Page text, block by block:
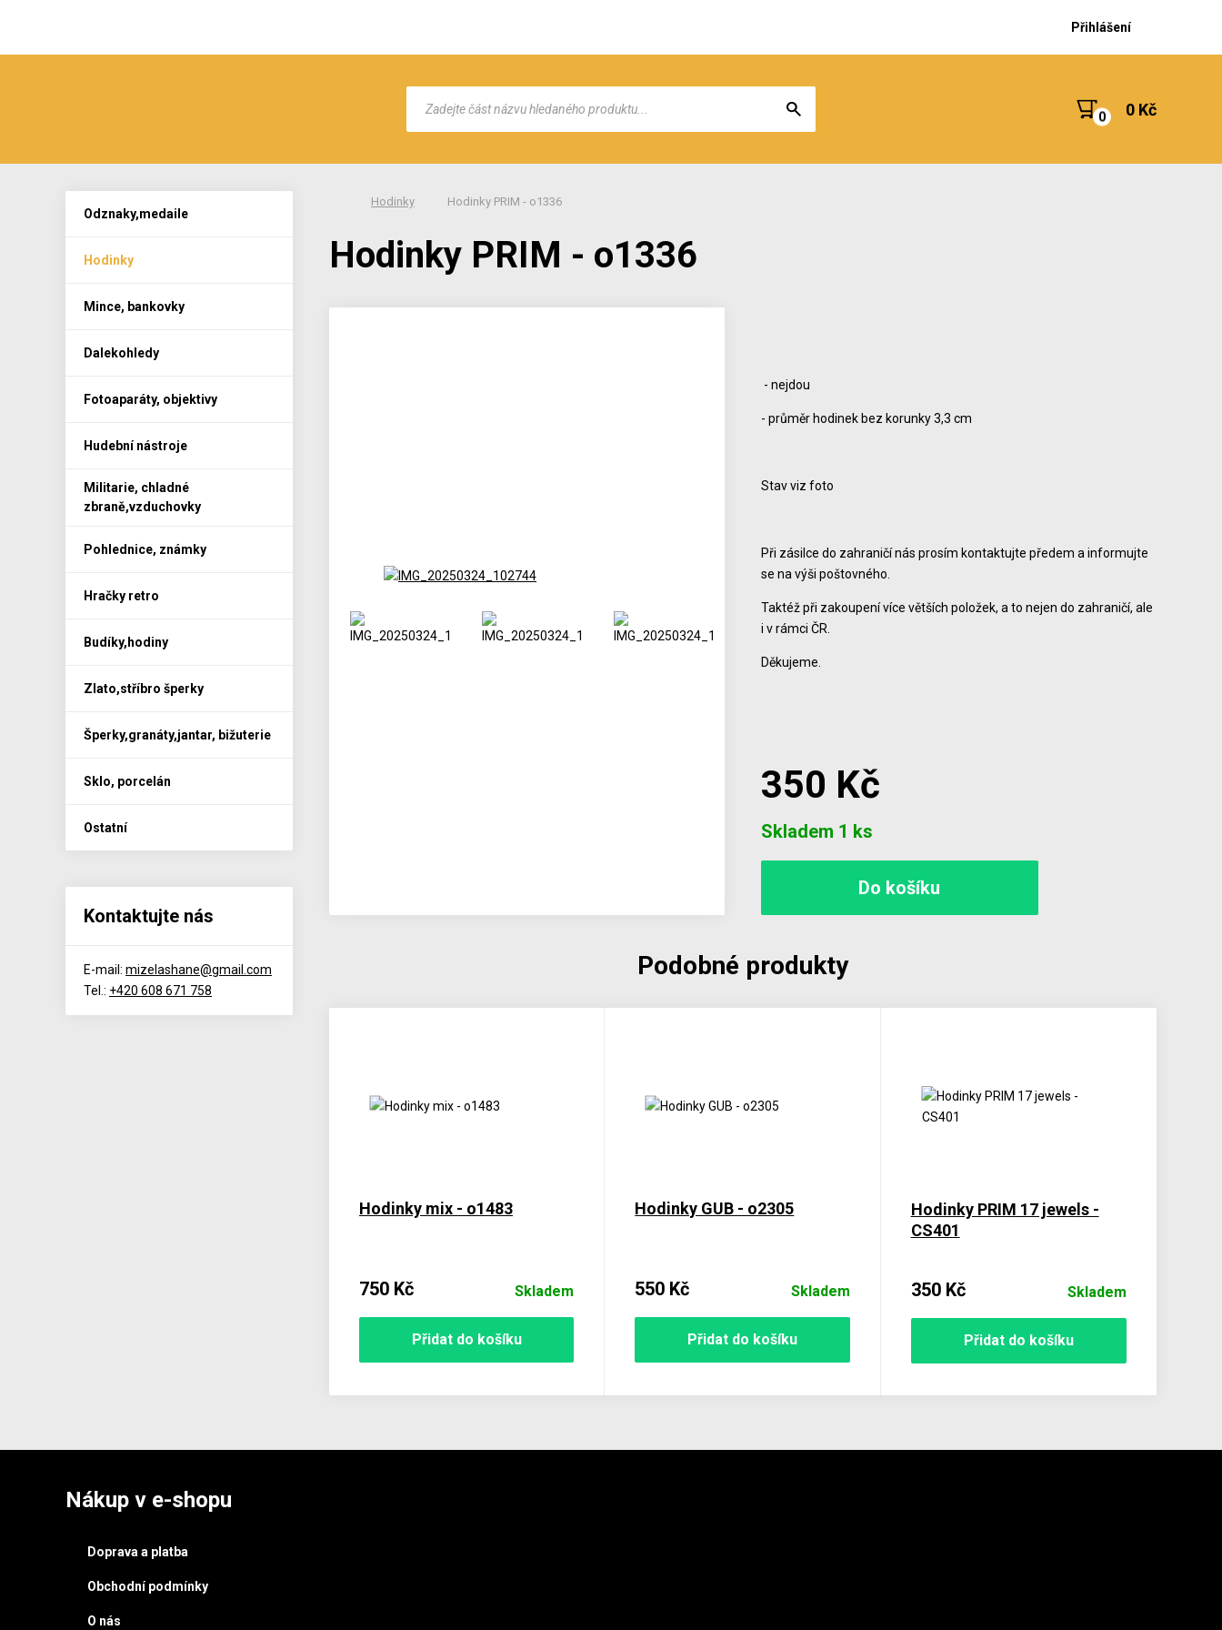
Přihlášení
0 Kč
Hodinky Hodinky PRIM - o1336
Hodinky PRIM - o1336
- nejdou
- průměr hodinek bez korunky 3,3 cm
Stav viz foto
Při zásilce do zahraničí nás prosím kontaktujte předem a informujte
se na výši poštovného.
Taktéž při zakoupení více větších položek, a to nejen do zahraničí, ale
i v rámci ČR.
Děkujeme.
350 Kč
Skladem 1 ks
Podobné produkty
Hodinky mix - o1483
750 Kč Skladem
Přidat do košíku
Hodinky GUB - o2305
550 Kč Skladem
Přidat do košíku
Hodinky PRIM 17 jewels -
CS401
350 Kč Skladem
Přidat do košíku
Odznaky,medaile
Hodinky
Mince, bankovky
Dalekohledy
Fotoaparáty, objektivy
Hudební nástroje
Militarie, chladné
zbraně,vzduchovky
Pohlednice, známky
Hračky retro
Budíky,hodiny
Zlato,stříbro šperky
Šperky,granáty,jantar, bižuterie
Sklo, porcelán
Ostatní
Kontaktujte nás
E-mail: mizelashane@gmail.com
Tel.: +420 608 671 758
Nákup v e-shopu
Doprava a platba
Obchodní podmínky
O nás